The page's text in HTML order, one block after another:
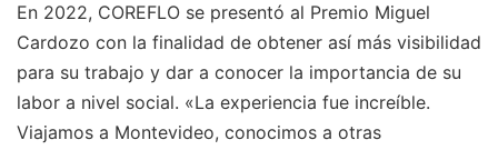
En 2022, COREFLO se presentó al Premio Miguel
Cardozo con la finalidad de obtener así más visibilidad
para su trabajo y dar a conocer la importancia de su
labor a nivel social. «La experiencia fue increíble.
Viajamos a Montevideo, conocimos a otras